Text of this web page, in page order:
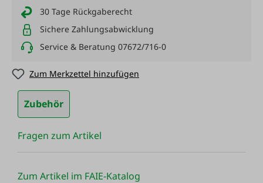
30 Tage Rückgaberecht
Sichere Zahlungsabwicklung
Service & Beratung 07672/716-0
Zum Merkzettel hinzufügen
Zubehör
Fragen zum Artikel
Zum Artikel im FAIE-Katalog